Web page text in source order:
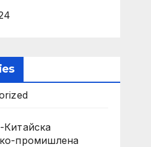
Китайска
промишлена